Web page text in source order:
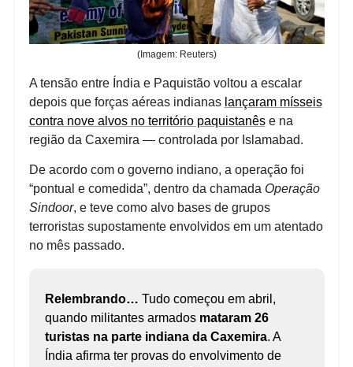
(Imagem: Reuters)
A tensão entre Índia e Paquistão voltou a escalar
depois que forças aéreas indianas lançaram mísseis
contra nove alvos no território paquistanêse na
região da Caxemira — controlada por Islamabad.
De acordo com o governo indiano, a operação foi
“pontual e comedida”, dentro da chamada Operação
Sindoor, e teve como alvo bases de grupos
terroristas supostamente envolvidos em um atentado
no mês passado.
Relembrando… Tudo começou em abril,
quando militantes armados mataram 26
turistas na parte indiana da Caxemira. A
Índia afirma ter provas do envolvimento de